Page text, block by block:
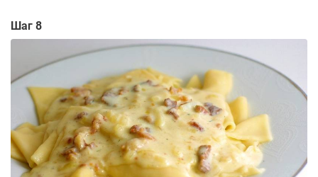
Шаг 8